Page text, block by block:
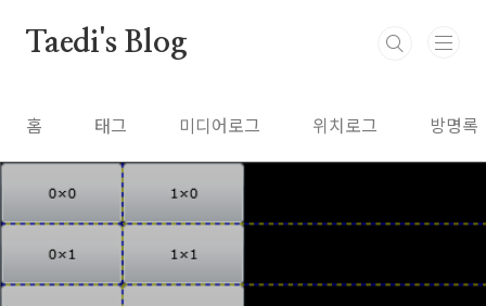
Taedi's Blog
홈 태그 미디어로그 위치로그 방명록